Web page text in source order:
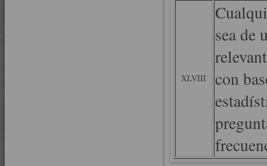
XLVIII
sea de
con